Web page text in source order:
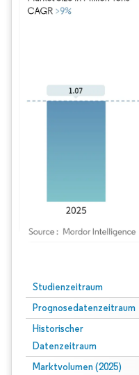
Studienzeitraum
Prognosedatenzeitraum
Historischer
Datenzeitraum
Marktvolumen (2025)